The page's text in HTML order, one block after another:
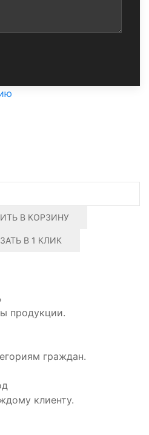
В КОРЗИНУ
В 1 КЛИК
продукции.
граждан.
клиенту.